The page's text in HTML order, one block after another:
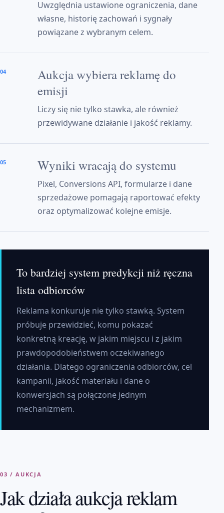
Uwzględnia ustawione ograniczenia, dane
własne, historię zachowań i sygnały
powiązane z wybranym celem.
04
Aukcja wybiera reklamę do
emisji
Liczy się nie tylko stawka, ale również
przewidywane działanie i jakość reklamy.
05 Wyniki wracają do systemu
Pixel, Conversions API, formularze i dane
sprzedażowe pomagają raportować efekty
oraz optymalizować kolejne emisje.
To bardziej system predykcji niż ręczna
lista odbiorców
Reklama konkuruje nie tylko stawką. System
próbuje przewidzieć, komu pokazać
konkretną kreację, w jakim miejscu i z jakim
prawdopodobieństwem oczekiwanego
działania. Dlatego ograniczenia odbiorców, cel
kampanii, jakość materiału i dane o
konwersjach są połączone jednym
mechanizmem.
03 / AUKCJA
Jak działa aukcja reklam